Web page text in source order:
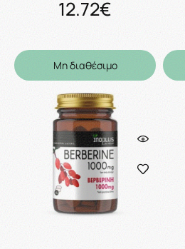
12.72€
Μη διαθέσιμο